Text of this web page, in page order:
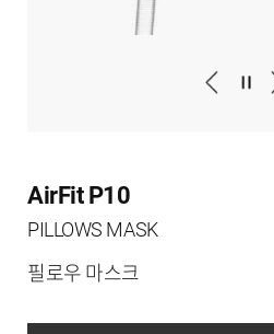
AirFit P10
PILLOWS MASK
필로우 마스크